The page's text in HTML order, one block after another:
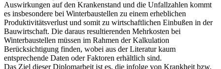
Inhaltsangabe:Zusammenfassung:
Durch witterungsbedingte Einflüsse und den damit verbundenen
Auswirkungen auf den Krankenstand und die Unfallzahlen kommt
es insbesondere bei Winterbaustellen zu einem erheblichen
Produktivitätsverlust und somit zu wirtschaftlichen Einbußen in der
Bauwirtschaft. Die daraus resultierenden Mehrkosten bei
Winterbaustellen müssen im Rahmen der Kalkulation
Berücksichtigung finden, wobei aus der Literatur kaum